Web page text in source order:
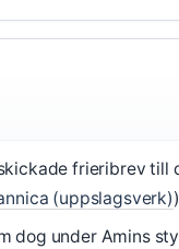
frieribrev till
(uppslagsverk))
dog under Amins